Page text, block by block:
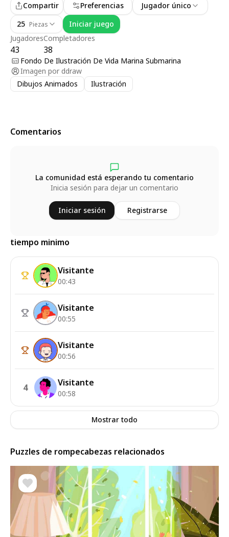
Jugadores
43
Completadores
38
Compartir Preferencias
Jugador único
25 Piezas Iniciar juego
Fondo De Ilustración De Vida Marina Submarina
Imagen por ddraw
Dibujos Animados
Ilustración
Comentarios
La comunidad está esperando tu comentario
Inicia sesión para dejar un comentario
Iniciar sesión Registrarse
tiempo minimo
Visitante
00:43
Visitante
00:55
Visitante
00:56
4 Visitante
00:58
Mostrar todo
Puzzles de rompecabezas relacionados